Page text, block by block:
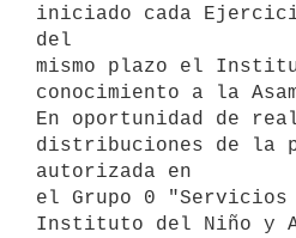
iniciado cada
del
mismo plazo el
conocimiento a la
En oportunidad de
distribuciones de la
autorizada en
el Grupo 0
Instituto del Niño y